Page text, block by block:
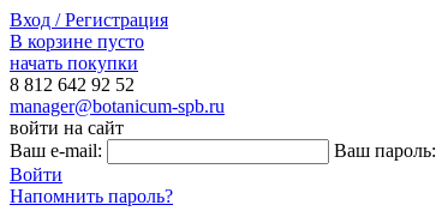
Вход / Регистрация
В корзине пусто
начать покупки
8 812 642 92 52
manager@botanicum-spb.ru
войти на сайт
Ваш e-mail:
Ваш пароль:
Войти
Напомнить пароль?